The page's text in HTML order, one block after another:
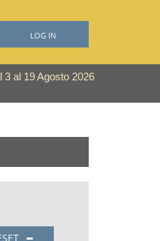
LOG IN
3 al 19 Agosto 2026